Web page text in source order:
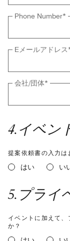
Phone Number*
Eメールアドレス
会社/団体*
4.イベン
提案依頼書の入力
はい い
5. プライ
イベントに加えて
か？